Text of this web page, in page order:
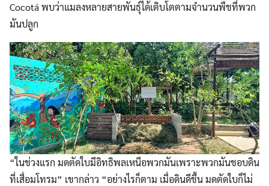
Cocotá พบว่าแมลงหลายสายพันธุ์ได้เติบโตตามจำนวนพืชที่พวก
มันปลูก
“ในช่วงแรก มดตัดใบมีอิทธิพลเหนือพวกมันเพราะพวกมันชอบดิน
ที่เสื่อมโทรม” เขากล่าว “อย่างไรก็ตาม เมื่อดินดีขึ้น มดตัดใบก็ไม่